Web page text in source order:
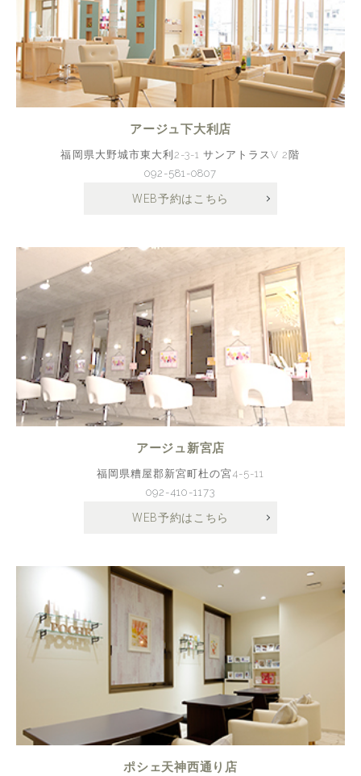
アージュ下大利店
福岡県大野城市東大利2-3-1 サンアトラスV 2階
092-581-0807
WEB予約はこちら
アージュ新宮店
福岡県糟屋郡新宮町杜の宮4-5-11
092-410-1173
WEB予約はこちら
ポシェ天神西通り店